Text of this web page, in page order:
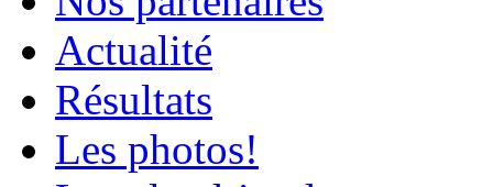
Actualité
Résultats
Les photos!